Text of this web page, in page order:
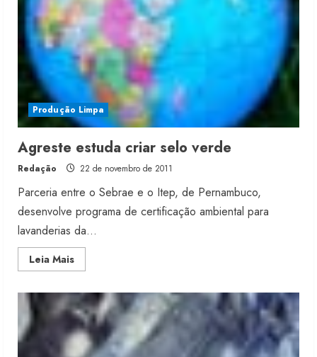
Produção Limpa
Agreste estuda criar selo verde
Redação 22 de novembro de 2011
Parceria entre o Sebrae e o Itep, de Pernambuco,
desenvolve programa de certificação ambiental para
lavanderias da...
Leia MaisRead
more
estuda
criar
selo
verde